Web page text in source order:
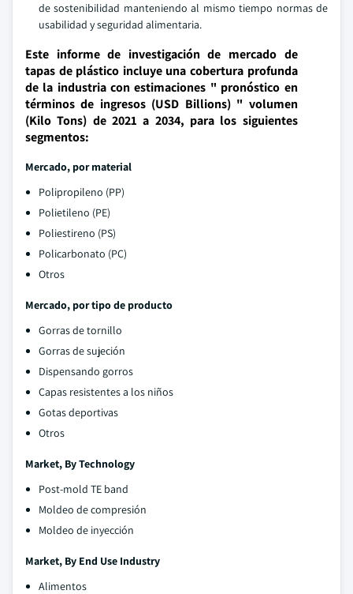
de sostenibilidad manteniendo al mismo tiempo normas de
usabilidad y seguridad alimentaria.
Este informe de investigación de mercado de
tapas de plástico incluye una cobertura profunda
de la industria con estimaciones " pronóstico en
términos de ingresos (USD Billions) " volumen
(Kilo Tons) de 2021 a 2034, para los siguientes
segmentos:
Mercado, por material
Polipropileno (PP)
Polietileno (PE)
Poliestireno (PS)
Policarbonato (PC)
Otros
Mercado, por tipo de producto
Gorras de tornillo
Gorras de sujeción
Dispensando gorros
Capas resistentes a los niños
Gotas deportivas
Otros
Market, By Technology
Post-mold TE band
Moldeo de compresión
Moldeo de inyección
Market, By End Use Industry
Alimentos